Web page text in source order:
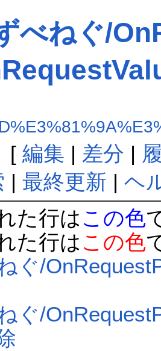
べねぐ/
編集 | 差分 |
| 最終更新 | ヘ
た行は この色
た行は この色
ぐ/
ぐ/